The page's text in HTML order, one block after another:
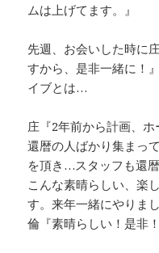
ムは上げてます。』
先週、お会いした時に
すから、是非一緒に！
イブとは…
庄『2年前から計画、ホ
還暦の人ばかり集まっ
を頂き…スタッフも還
こんな素晴らしい、楽
す。来年一緒にやりま
倫『素晴らしい！是非